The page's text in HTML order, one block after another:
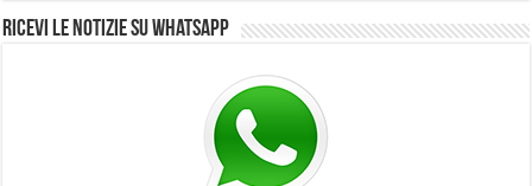
Ricevi le notizie su Whatsapp